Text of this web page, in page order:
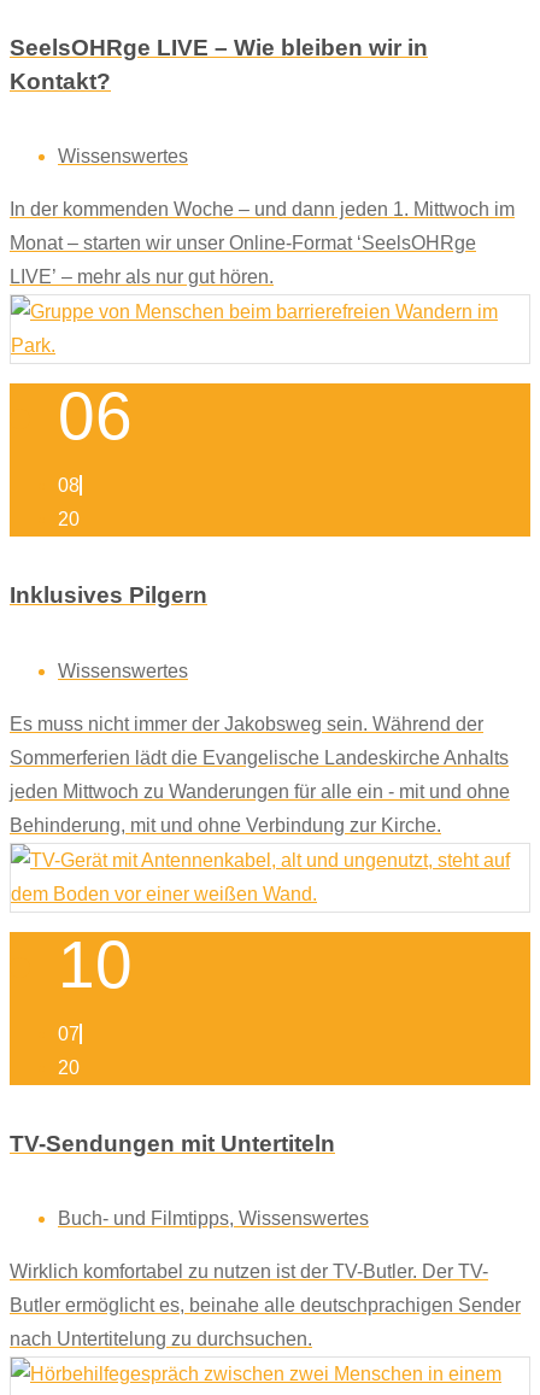
SeelsOHRge LIVE – Wie bleiben wir in
Kontakt?
Wissenswertes
In der kommenden Woche – und dann jeden 1. Mittwoch im
Monat – starten wir unser Online-Format ‘SeelsOHRge
LIVE’ – mehr als nur gut hören.
06
08
20
Inklusives Pilgern
Wissenswertes
Es muss nicht immer der Jakobsweg sein. Während der
Sommerferien lädt die Evangelische Landeskirche Anhalts
jeden Mittwoch zu Wanderungen für alle ein - mit und ohne
Behinderung, mit und ohne Verbindung zur Kirche.
10
07
20
TV-Sendungen mit Untertiteln
Buch- und Filmtipps, Wissenswertes
Wirklich komfortabel zu nutzen ist der TV-Butler. Der TV-
Butler ermöglicht es, beinahe alle deutschprachigen Sender
nach Untertitelung zu durchsuchen.